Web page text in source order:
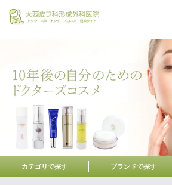
カテゴリで探す ブランドで探す